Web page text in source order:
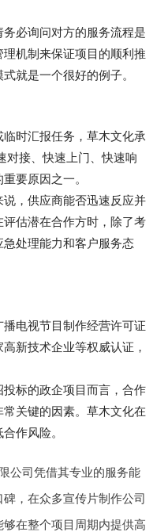
务必询问对方的服务流程是
机制来保证项目的顺利推
就是一个很好的例子。
临时汇报任务，草木文化承
对接、快速上门、快速响
要原因之一。
说，供应商能否迅速反应并
估潜在合作方时，除了考
处理能力和客户服务态
播电视节目制作经营许可证
新技术企业等权威认证，
投标的政企项目而言，合作
关键的因素。草木文化在
作风险。
公司凭借其专业的服务能
，在众多宣传片制作公司
在整个项目周期内提供高